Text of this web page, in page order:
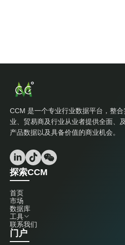
CCM 是一个专业行业数据平台，整
业、贸易商及行业从业者提供全面、
产品数据以及具备价值的商业机会。
探索CCM
首页
市场
数据库
工具
联系我们
门户